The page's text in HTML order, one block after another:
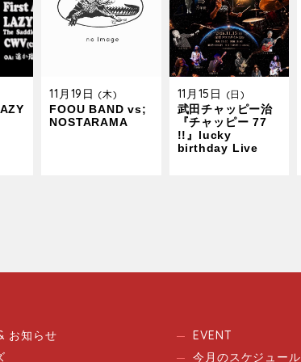
11月19日 (木)
FOOU BAND vs;
NOSTARAMA
11月15日 (日)
武田チャッピー治
『チャッピー 77
!!』lucky
birthday Live
お知らせ
EVENT
今月のスケジュール